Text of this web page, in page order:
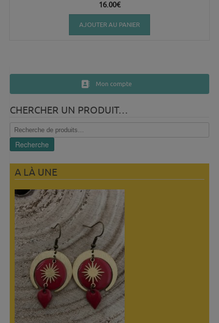
16.00€
AJOUTER AU PANIER
Mon compte
CHERCHER UN PRODUIT…
Recherche
pour :
Recherche
A LÀ UNE